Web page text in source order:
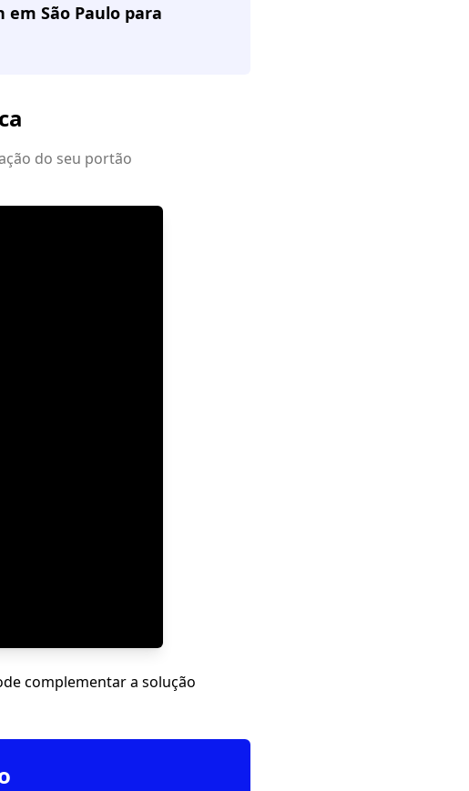
em São Paulo para
do seu portão
complementar a solução